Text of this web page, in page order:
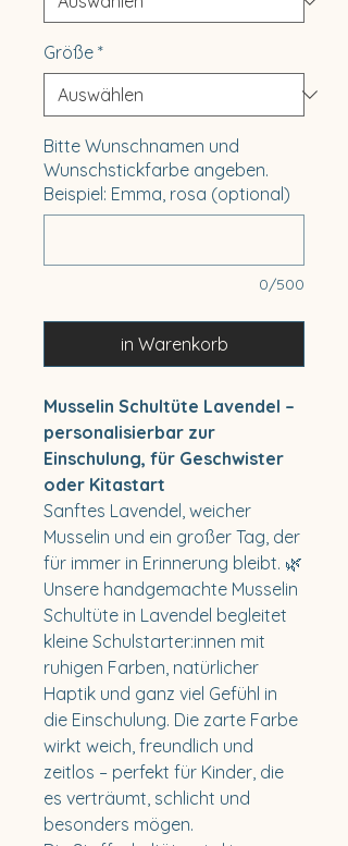
Größe *
Bitte Wunschnamen und
Wunschstickfarbe angeben.
Beispiel: Emma, rosa (optional)
0/500
in Warenkorb
Musselin Schultüte Lavendel –
personalisierbar zur
Einschulung, für Geschwister
oder Kitastart
Sanftes Lavendel, weicher
Musselin und ein großer Tag, der
für immer in Erinnerung bleibt. 🌿
Unsere handgemachte Musselin
Schultüte in Lavendel begleitet
kleine Schulstarter:innen mit
ruhigen Farben, natürlicher
Haptik und ganz viel Gefühl in
die Einschulung. Die zarte Farbe
wirkt weich, freundlich und
zeitlos – perfekt für Kinder, die
es verträumt, schlicht und
besonders mögen.